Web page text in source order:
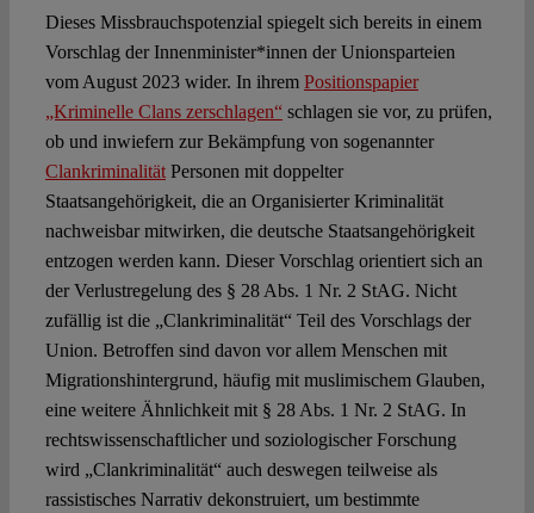
Dieses Missbrauchspotenzial spiegelt sich bereits in einem
Vorschlag der Innenminister*innen der Unionsparteien
vom August 2023 wider. In ihrem Positionspapier
„Kriminelle Clans zerschlagen“schlagen sie vor, zu prüfen,
ob und inwiefern zur Bekämpfung von sogenannter
ClankriminalitätPersonen mit doppelter
Staatsangehörigkeit, die an Organisierter Kriminalität
nachweisbar mitwirken, die deutsche Staatsangehörigkeit
entzogen werden kann. Dieser Vorschlag orientiert sich an
der Verlustregelung des § 28 Abs. 1 Nr. 2 StAG. Nicht
zufällig ist die „Clankriminalität“ Teil des Vorschlags der
Union. Betroffen sind davon vor allem Menschen mit
Migrationshintergrund, häufig mit muslimischem Glauben,
eine weitere Ähnlichkeit mit § 28 Abs. 1 Nr. 2 StAG. In
rechtswissenschaftlicher und soziologischer Forschung
wird „Clankriminalität“ auch deswegen teilweise als
rassistisches Narrativ dekonstruiert, um bestimmte